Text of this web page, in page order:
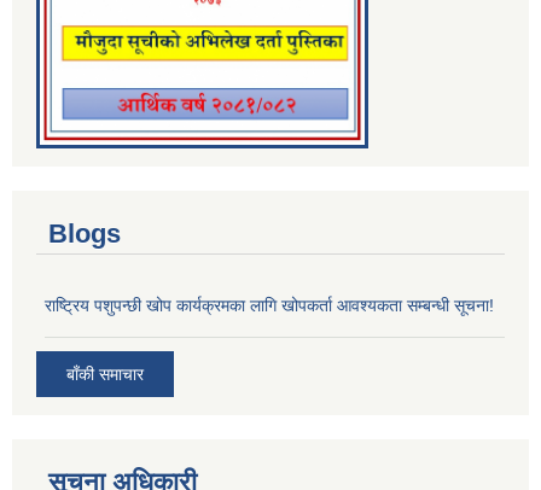
Blogs
राष्ट्रिय पशुपन्छी खोप कार्यक्रमका लागि खोपकर्ता आवश्यकता सम्बन्धी सूचना!
बाँकी समाचार
सूचना अधिकारी